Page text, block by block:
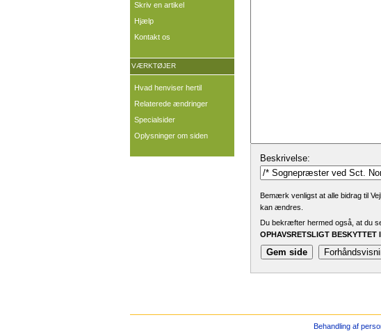
Beskrivelse:
Bemærk venligst at alle bidrag til
kan ændres.
Du bekræfter hermed også, at du
OPHAVSRETSLIGT
Skriv en artikel
Hjælp
Kontakt os
VÆRKTØJER
Hvad henviser hertil
Relaterede ændringer
Specialsider
Oplysninger om siden
Behandling af